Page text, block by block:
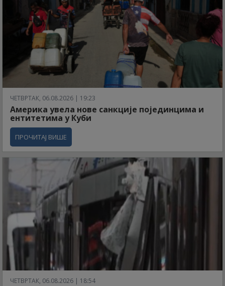
ЧЕТВРТАК, 06.08.2026 | 19:23
Америка увела нове санкције појединцима и
ентитетима у Куби
ПРОЧИТАЈ ВИШЕ
ЧЕТВРТАК, 06.08.2026 | 18:54